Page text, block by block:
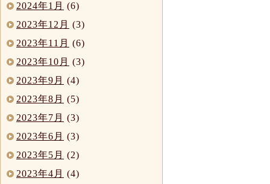
2024年1月 (6)
2023年12月 (3)
2023年11月 (6)
2023年10月 (3)
2023年9月 (4)
2023年8月 (5)
2023年7月 (3)
2023年6月 (3)
2023年5月 (2)
2023年4月 (4)